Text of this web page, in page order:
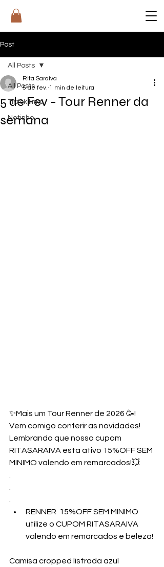
RIT
Post
All Posts
Tiktok links
Netinho
All Posts
5 de Fev - Tour Renner da
semana
Rita Saraiva
5 de fev. 1 min de leitura
✨Mais um Tour Renner de 2026 🥳!
Vem comigo conferir as novidades!
Lembrando que nosso cupom
RITASARAIVA esta ativo 15%OFF SEM
MINIMO valendo em remarcados!💥
.
.
.
RENNER  15%OFF SEM MINIMO
utilize o CUPOM RITASARAIVA
valendo em remarcados e beleza!
Camisa cropped listrada azul